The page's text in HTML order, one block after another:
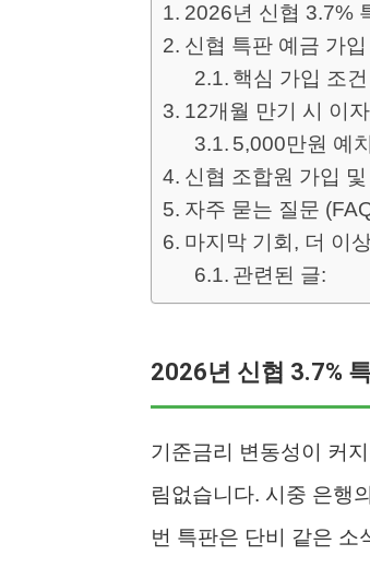
2026년 신협 3.7%
신협 특판 예금 가
핵심 가입 조
12개월 만기 시 이
5,000만원 예
신협 조합원 가입
자주 묻는 질문
마지막 기회, 더 이
관련된 글:
2026년 신협 3.7%
기준금리 변동성이 커
림없습니다. 시중 은행
번 특판은 단비 같은 소